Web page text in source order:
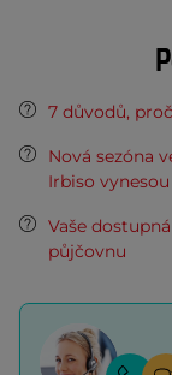
7 důvodů,
Nová sezóna
Irbiso
Vaše
půjčovnu